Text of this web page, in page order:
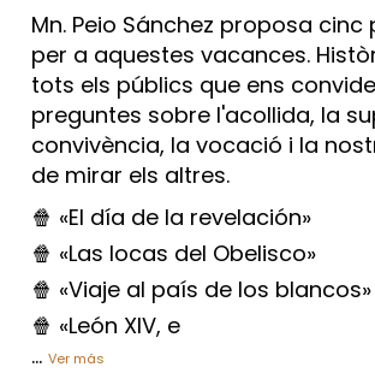
Mn. Peio Sánchez proposa cinc
per a aquestes vacances.
tots els públics que ens
preguntes sobre l'acollida, la
convivència, la vocació i la
de mirar els altres.
🍿 «El día de la revelación»
🍿 «Las locas del Obelisco»
🍿 «Viaje al país de los blancos»
🍿 «León XIV, e
... Ver más